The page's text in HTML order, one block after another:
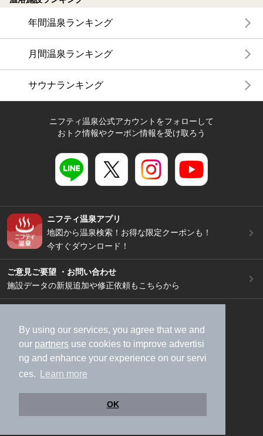
By using our services, you agree that we and
our partners use cookies to improve advertisi
ng and enhance your experience on our servi
ces.
Learn more
OK
年間温泉ランキング
月間温泉ランキング
サウナランキング
ニフティ温泉公式アカウントをフォローして
おトク情報やクーポン情報を受け取ろう
ニフティ温泉アプリ
地図から温泉検索！お得な限定クーポンも！
今すぐダウンロード！
ご意見ご要望 ・お問い合わせ
施設データの新規追加や修正依頼もこちらから
加盟店募集（資料請求）
広告出稿のご案内
利用規約
ライフスタイルMEMBERS+規約
特定商取引法に基づく表記
ヘルプ
採用情報
運営会社